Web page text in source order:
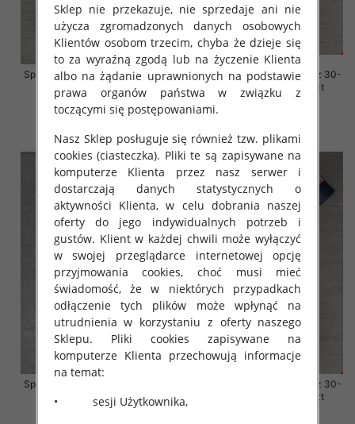
Spodnie damskie jeansy Roz 30-
38, 1 Kolor Paczka 10 szt
68.00 zł
Spodnie damskie jeansy Roz 30-
38, 1 Kolor Paczka 10 szt
Spodnie damskie jeansy Roz 30-
38, 1 Kolor Paczka 10 szt
Spodnie damskie jeansy Roz 30-
38, 1 Kolor Paczka 10 szt
Sklep nie przekazuje, nie sprzedaje ani nie
użycza zgromadzonych danych osobowych
Klientów osobom trzecim, chyba że dzieje się
to za wyraźną zgodą lub na życzenie Klienta
albo na żądanie uprawnionych na podstawie
prawa organów państwa w związku z
toczącymi się postępowaniami.
Nasz Sklep posługuje się również tzw. plikami
cookies (ciasteczka). Pliki te są zapisywane na
komputerze Klienta przez nasz serwer i
dostarczają danych statystycznych o
aktywności Klienta, w celu dobrania naszej
oferty do jego indywidualnych potrzeb i
gustów. Klient w każdej chwili może wyłączyć
w swojej przeglądarce internetowej opcję
przyjmowania cookies, choć musi mieć
świadomość, że w niektórych przypadkach
odłączenie tych plików może wpłynąć na
utrudnienia w korzystaniu z oferty naszego
Sklepu. Pliki cookies zapisywane na
komputerze Klienta przechowują informacje
na temat:
• sesji Użytkownika,